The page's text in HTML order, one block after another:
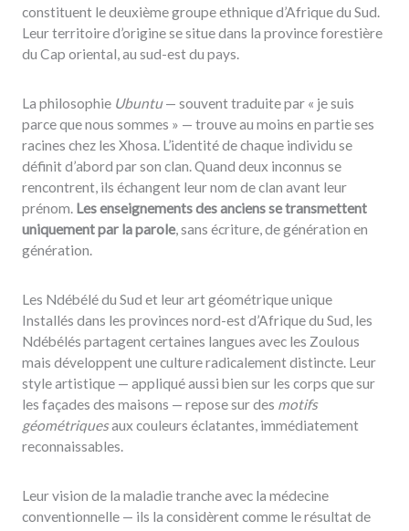
constituent le deuxième groupe ethnique d’Afrique du Sud.
Leur territoire d’origine se situe dans la province forestière
du Cap oriental, au sud-est du pays.
La philosophie Ubuntu— souvent traduite par « je suis
parce que nous sommes » — trouve au moins en partie ses
racines chez les Xhosa. L’identité de chaque individu se
définit d’abord par son clan. Quand deux inconnus se
rencontrent, ils échangent leur nom de clan avant leur
prénom. Les enseignements des anciens se transmettent
uniquement par la parole, sans écriture, de génération en
génération.
Les Ndébélé du Sud et leur art géométrique unique
Installés dans les provinces nord-est d’Afrique du Sud, les
Ndébélés partagent certaines langues avec les Zoulous
mais développent une culture radicalement distincte. Leur
style artistique — appliqué aussi bien sur les corps que sur
les façades des maisons — repose sur des motifs
géométriquesaux couleurs éclatantes, immédiatement
reconnaissables.
Leur vision de la maladie tranche avec la médecine
conventionnelle — ils la considèrent comme le résultat de